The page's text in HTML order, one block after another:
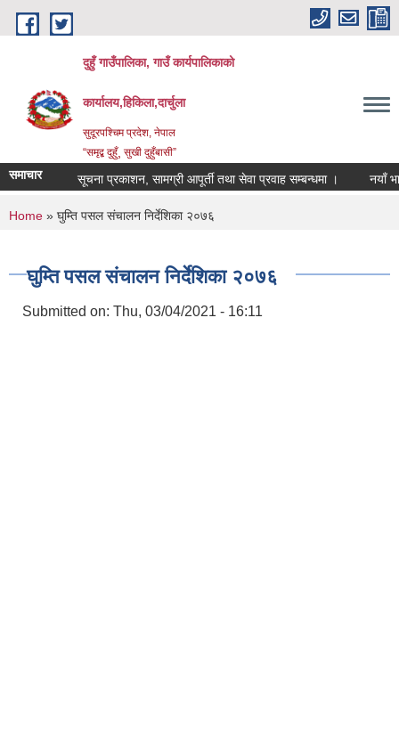
Skip to main content
दुहुँ गाउँपालिका, गाउँ कार्यपालिकाको
कार्यालय,हिकिला,दार्चुला
सुदूरपश्चिम प्रदेश, नेपाल
“समृद्ब दुहुँ¸ सुखी दुहुँबासी”
समाचार सूचना प्रकाशन, सामग्री आपूर्ती तथा सेवा प्रवाह सम्बन्धमा । नयाँ
You are here
Home » घुम्ति पसल संचालन निर्देशिका २०७६
घुम्ति पसल संचालन निर्देशिका २०७६
Submitted on: Thu, 03/04/2021 - 16:11